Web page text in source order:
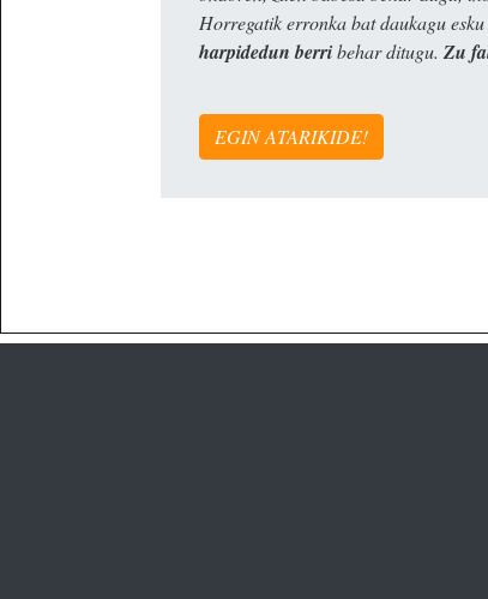
Horregatik erronka bat daukagu
harpidedun berribehar ditugu. Zu
EGIN ATARIKIDE!